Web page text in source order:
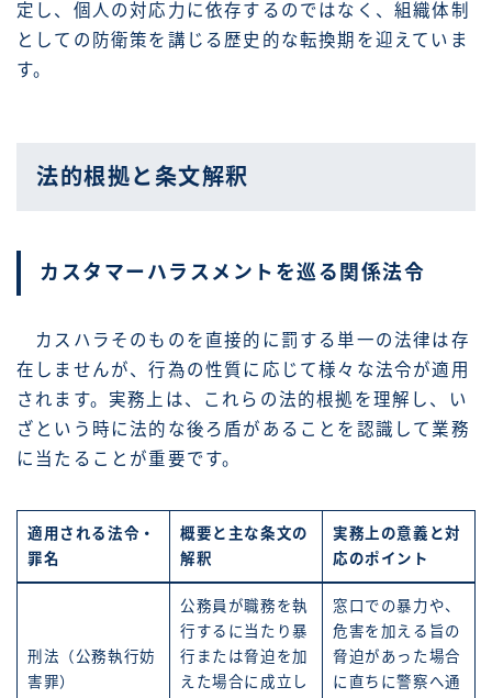
定し、個人の対応力に依存するのではなく、組織体制
としての防衛策を講じる歴史的な転換期を迎えていま
す。
法的根拠と条文解釈
カスタマーハラスメントを巡る関係法令
カスハラそのものを直接的に罰する単一の法律は存
在しませんが、行為の性質に応じて様々な法令が適用
されます。実務上は、これらの法的根拠を理解し、い
ざという時に法的な後ろ盾があることを認識して業務
に当たることが重要です。
適用される法令・
罪名
概要と主な条文の
解釈
実務上の意義と対
応のポイント
刑法（公務執行妨
害罪）
公務員が職務を執
行するに当たり暴
行または脅迫を加
えた場合に成立し
窓口での暴力や、
危害を加える旨の
脅迫があった場合
に直ちに警察へ通